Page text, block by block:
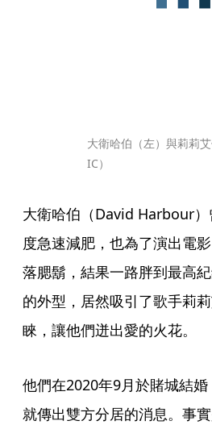
大衛哈伯（左）與莉莉
IC）
大衛哈伯（David Harbour
度急速減肥，也為了演出電
落腮鬍，結果一路胖到最高
的外型，居然吸引了歌手莉
睞，讓他們迸出愛的火花。
他們在2020年9月於賭城結
就傳出雙方分居的消息。事